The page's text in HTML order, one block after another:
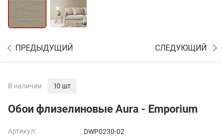
ПРЕДЫДУЩИЙ СЛЕДУЮЩИЙ
В наличии 10 шт
Обои флизелиновые Aura - Emporium
Артикул:
DWP0230-02